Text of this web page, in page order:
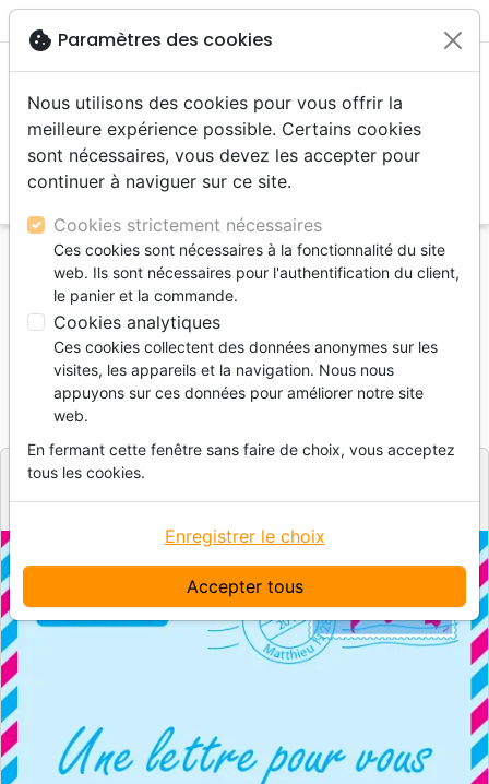
menu
Accueil Livres
Découverte de la foi
UNE LETTRE POUR VOUS
UNE LETTRE POUR VOUS
ROUV J.
RéférenceEBLC2057 EAN9782900319574
Editeur EBLC
cookie Paramètres des cookies
Nous utilisons des cookies pour vous offrir la
meilleure expérience possible. Certains cookies
sont nécessaires, vous devez les accepter pour
continuer à naviguer sur ce site.
Cookies strictement nécessaires
Ces cookies sont nécessaires à la fonctionnalité du site
web. Ils sont nécessaires pour l'authentification du client,
le panier et la commande.
Cookies analytiques
Ces cookies collectent des données anonymes sur les
visites, les appareils et la navigation. Nous nous
appuyons sur ces données pour améliorer notre site
web.
En fermant cette fenêtre sans faire de choix, vous acceptez
tous les cookies.
Accepter tous
Enregistrer le choix